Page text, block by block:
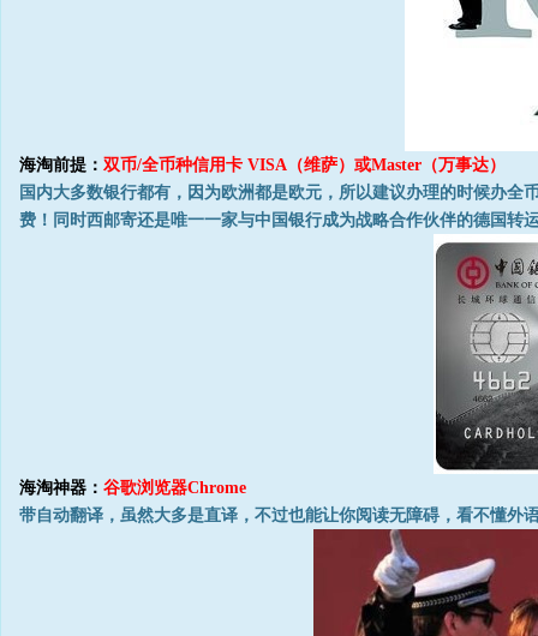
海淘前提： 双币/全币种信用卡 VISA（维萨）或Master（万事达）
国内大多数银行都有，因为欧洲都是欧元，所以建议办理的时候办
费！同时西邮寄还是唯一一家与中国银行成为战略合作伙伴的德国转
海淘神器： 谷歌浏览器Chrome
带自动翻译，虽然大多是直译，不过也能让你阅读无障碍，看不懂